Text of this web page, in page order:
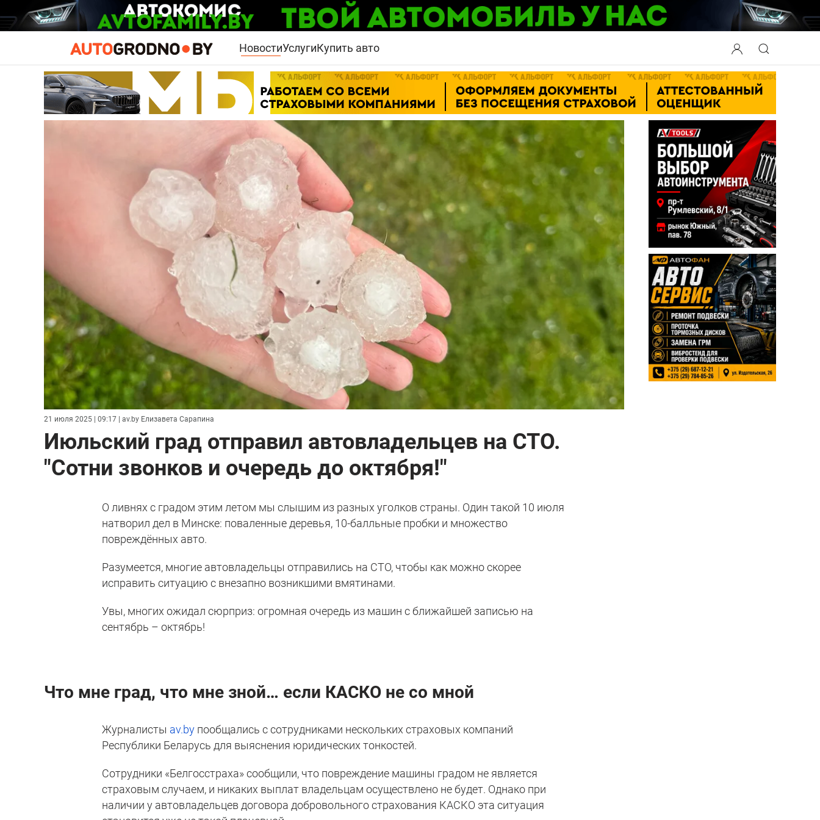
НовостиУслугиКупить авто
21 июля 2025 | 09:17 | av.by Елизавета Сарапина
Июльский град отправил автовладельцев на СТО.
"Сотни звонков и очередь до октября!"
О ливнях с градом этим летом мы слышим из разных уголков страны. Один такой 10 июля
натворил дел в Минске: поваленные деревья, 10-балльные пробки и множество
повреждённых авто.
Разумеется, многие автовладельцы отправились на СТО, чтобы как можно скорее
исправить ситуацию с внезапно возникшими вмятинами.
Увы, многих ожидал сюрприз: огромная очередь из машин с ближайшей записью на
сентябрь – октябрь!
Что мне град, что мне зной… если КАСКО не со мной
Журналисты av.by пообщались с сотрудниками нескольких страховых компаний
Республики Беларусь для выяснения юридических тонкостей.
Сотрудники «Белгосстраха» сообщили, что повреждение машины градом не является
страховым случаем, и никаких выплат владельцам осуществлено не будет. Однако при
наличии у автовладельцев договора добровольного страхования КАСКО эта ситуация